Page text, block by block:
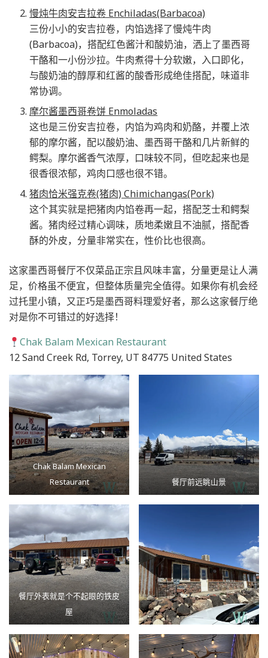
慢炖牛肉安吉拉卷 Enchiladas(Barbacoa)
三份小小的安吉拉卷，内馅选择了慢炖牛肉
(Barbacoa)，搭配红色酱汁和酸奶油，洒上了墨西哥
干酪和一小份沙拉。牛肉煮得十分软嫩，入口即化，
与酸奶油的醇厚和红酱的酸香形成绝佳搭配，味道非
常协调。
摩尔酱墨西哥卷饼 Enmoladas
这也是三份安吉拉卷，内馅为鸡肉和奶酪，并覆上浓
郁的摩尔酱，配以酸奶油、墨西哥干酪和几片新鲜的
鳄梨。摩尔酱香气浓厚，口味较不同，但吃起来也是
很香很浓郁，鸡肉口感也很不错。
猪肉恰米强克卷(猪肉) Chimichangas(Pork)
这个其实就是把猪肉内馅卷再一起，搭配芝士和鳄梨
酱。猪肉经过精心调味，质地柔嫩且不油腻，搭配香
酥的外皮，分量非常实在，性价比也很高。
这家墨西哥餐厅不仅菜品正宗且风味丰富，分量更是让人满
足，价格虽不便宜，但整体质量完全值得。如果你有机会经
过托里小镇，又正巧是墨西哥料理爱好者，那么这家餐厅绝
对是你不可错过的好选择！
Chak Balam Mexican Restaurant
12 Sand Creek Rd, Torrey, UT 84775 United States
Chak Balam Mexican
Restaurant
餐厅前远眺山景
餐厅外表就是个不起眼的铁皮
屋